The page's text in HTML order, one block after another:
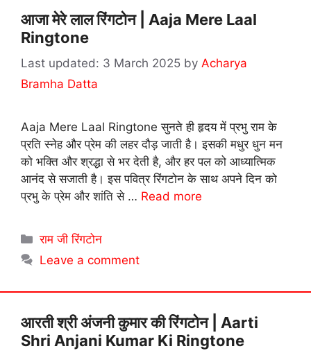
आजा मेरे लाल रिंगटोन | Aaja Mere Laal
Ringtone
3 March 2025 by Acharya
Bramha Datta
Aaja Mere Laal Ringtone सुनते ही हृदय में प्रभु राम के
प्रति स्नेह और प्रेम की लहर दौड़ जाती है। इसकी मधुर धुन मन
को भक्ति और श्रद्धा से भर देती है, और हर पल को आध्यात्मिक
आनंद से सजाती है। इस पवित्र रिंगटोन के साथ अपने दिन को
प्रभु के प्रेम और शांति से … Read more
Categories
राम जी रिंगटोन
Leave a comment
आरती श्री अंजनी कुमार की रिंगटोन | Aarti
Shri Anjani Kumar Ki Ringtone